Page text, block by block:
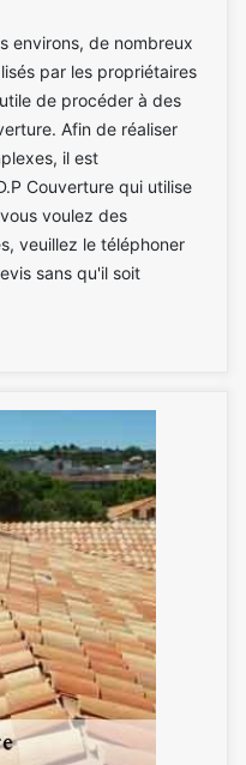
environs, de nombreux
par les propriétaires
de procéder à des
Afin de réaliser
il est
Couverture qui utilise
voulez des
veuillez le téléphoner
sans qu'il soit